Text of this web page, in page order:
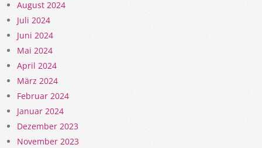
August 2024
Juli 2024
Juni 2024
Mai 2024
April 2024
März 2024
Februar 2024
Januar 2024
Dezember 2023
November 2023